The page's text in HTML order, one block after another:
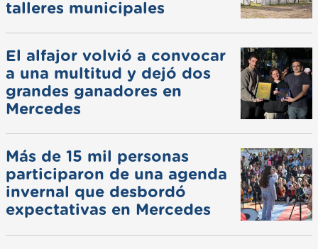
talleres municipales
El alfajor volvió a convocar
a una multitud y dejó dos
grandes ganadores en
Mercedes
Más de 15 mil personas
participaron de una agenda
invernal que desbordó
expectativas en Mercedes